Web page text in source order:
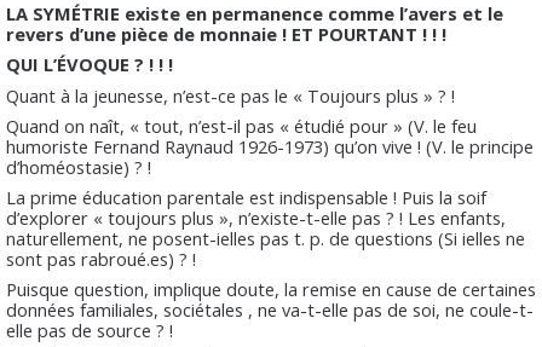
LA SYMÉTRIE existe en permanence comme l’avers et le
revers d’une pièce de monnaie ! ET POURTANT ! ! !
QUI L’ÉVOQUE ? ! ! !
Quant à la jeunesse, n’est-ce pas le « Toujours plus » ? !
Quand on naît, « tout, n’est-il pas « étudié pour » (V. le feu
humoriste Fernand Raynaud 1926-1973) qu’on vive ! (V. le principe
d’homéostasie) ? !
La prime éducation parentale est indispensable ! Puis la soif
d’explorer « toujours plus », n’existe-t-elle pas ? ! Les enfants,
naturellement, ne posent-ielles pas t. p. de questions (Si ielles ne
sont pas rabroué.es) ? !
Puisque question, implique doute, la remise en cause de certaines
données familiales, sociétales , ne va-t-elle pas de soi, ne coule-t-
elle pas de source ? !